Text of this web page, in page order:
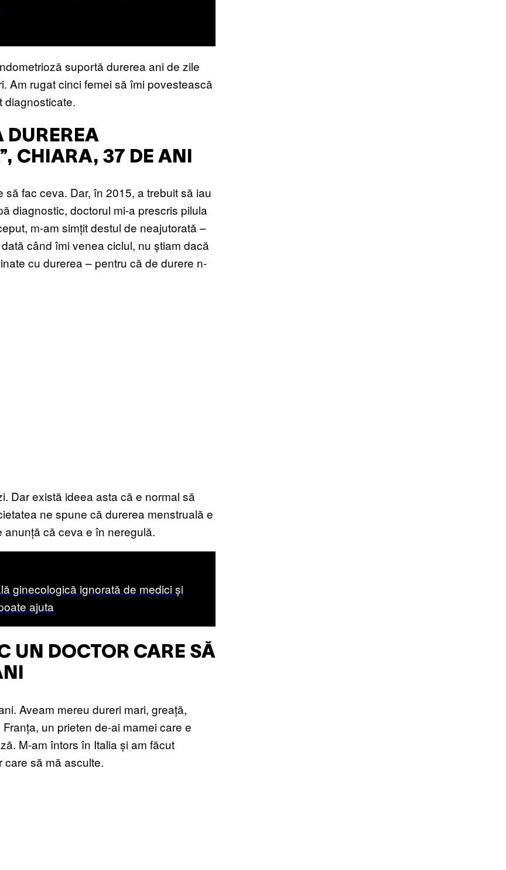
suportă durerea ani de zile
Am rugat cinci femei să îmi povestească
diagnosticate.
DUREREA
CHIARA, 37 DE ANI
fac ceva. Dar, în 2015, a trebuit să iau
diagnostic, doctorul mi-a prescris pilula
m-am simțit destul de neajutorată –
când îmi venea ciclul, nu știam dacă
cu durerea – pentru că de durere n-
Dar există ideea asta că e normal să
ne spune că durerea menstruală e
că ceva e în neregulă.
ginecologică ignorată de medici și
ajuta
UN DOCTOR CARE SĂ
Aveam mereu dureri mari, greață,
un prieten de-ai mamei care e
M-am întors în Italia și am făcut
care să mă asculte.